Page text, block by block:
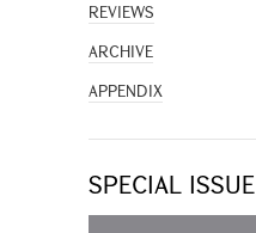
REVIEWS
ARCHIVE
APPENDIX
SPECIAL ISSUE